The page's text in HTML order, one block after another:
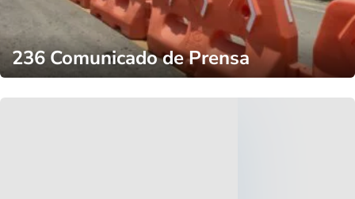
236 Comunicado de Prensa